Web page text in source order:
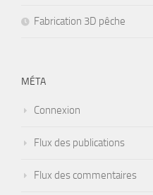
Fabrication 3D pêche
MÉTA
Connexion
Flux des publications
Flux des commentaires